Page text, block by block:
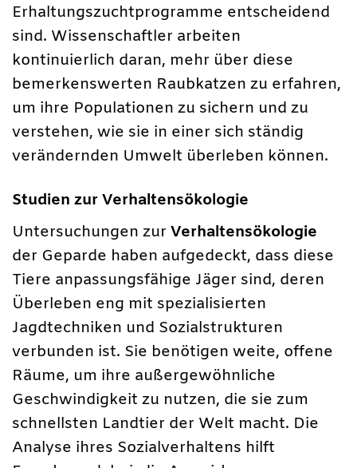
Erhaltungszuchtprogramme entscheidend
sind. Wissenschaftler arbeiten
kontinuierlich daran, mehr über diese
bemerkenswerten Raubkatzen zu erfahren,
um ihre Populationen zu sichern und zu
verstehen, wie sie in einer sich ständig
verändernden Umwelt überleben können.
Studien zur Verhaltensökologie
Untersuchungen zur Verhaltensökologie
der Geparde haben aufgedeckt, dass diese
Tiere anpassungsfähige Jäger sind, deren
Überleben eng mit spezialisierten
Jagdtechniken und Sozialstrukturen
verbunden ist. Sie benötigen weite, offene
Räume, um ihre außergewöhnliche
Geschwindigkeit zu nutzen, die sie zum
schnellsten Landtier der Welt macht. Die
Analyse ihres Sozialverhaltens hilft